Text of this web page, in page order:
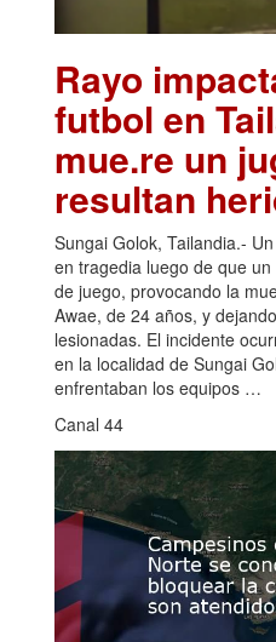
Rayo
futbol en
mue.re un
resultan
Sungai Golok, Tailandia.-
en tragedia luego de que
de juego, provocando la
Awae, de 24 años, y
lesionadas. El incidente
en la localidad de Sungai
enfrentaban los equipos …
Canal 44